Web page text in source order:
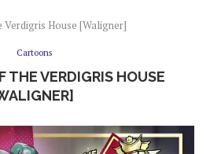
Verdigris House [Waligner]
Cartoons
THE VERDIGRIS HOUSE